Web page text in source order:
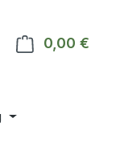
0 Produkte auf
0,00 €